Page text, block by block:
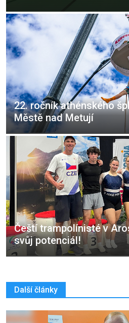
22. ročník athénského
Městě nad Metují
Čeští trampolínisté v
svůj potenciál!
Další články